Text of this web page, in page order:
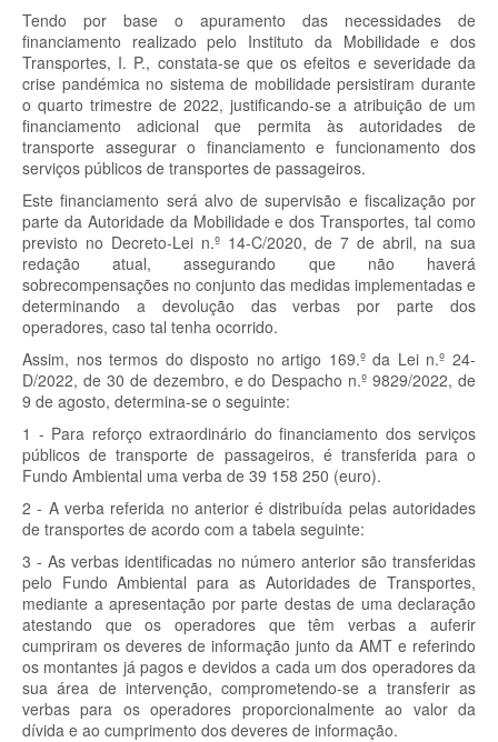
Tendo por base o apuramento das necessidades de
financiamento realizado pelo Instituto da Mobilidade e dos
Transportes, I. P., constata-se que os efeitos e severidade da
crise pandémica no sistema de mobilidade persistiram durante
o quarto trimestre de 2022, justificando-se a atribuição de um
financiamento adicional que permita às autoridades de
transporte assegurar o financiamento e funcionamento dos
serviços públicos de transportes de passageiros.
Este financiamento será alvo de supervisão e fiscalização por
parte da Autoridade da Mobilidade e dos Transportes, tal como
previsto no Decreto-Lei n.º 14-C/2020, de 7 de abril, na sua
redação atual, assegurando que não haverá
sobrecompensações no conjunto das medidas implementadas e
determinando a devolução das verbas por parte dos
operadores, caso tal tenha ocorrido.
Assim, nos termos do disposto no artigo 169.º da Lei n.º 24-
D/2022, de 30 de dezembro, e do Despacho n.º 9829/2022, de
9 de agosto, determina-se o seguinte:
1 - Para reforço extraordinário do financiamento dos serviços
públicos de transporte de passageiros, é transferida para o
Fundo Ambiental uma verba de 39 158 250 (euro).
2 - A verba referida no anterior é distribuída pelas autoridades
de transportes de acordo com a tabela seguinte:
3 - As verbas identificadas no número anterior são transferidas
pelo Fundo Ambiental para as Autoridades de Transportes,
mediante a apresentação por parte destas de uma declaração
atestando que os operadores que têm verbas a auferir
cumpriram os deveres de informação junto da AMT e referindo
os montantes já pagos e devidos a cada um dos operadores da
sua área de intervenção, comprometendo-se a transferir as
verbas para os operadores proporcionalmente ao valor da
dívida e ao cumprimento dos deveres de informação.